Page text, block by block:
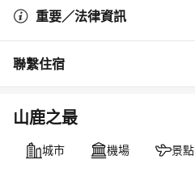
重要／法律資訊
聯繫住宿
山鹿之最
城市 機場 景點